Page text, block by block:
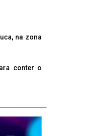
na zona
conter o